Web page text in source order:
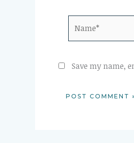
Save my name,